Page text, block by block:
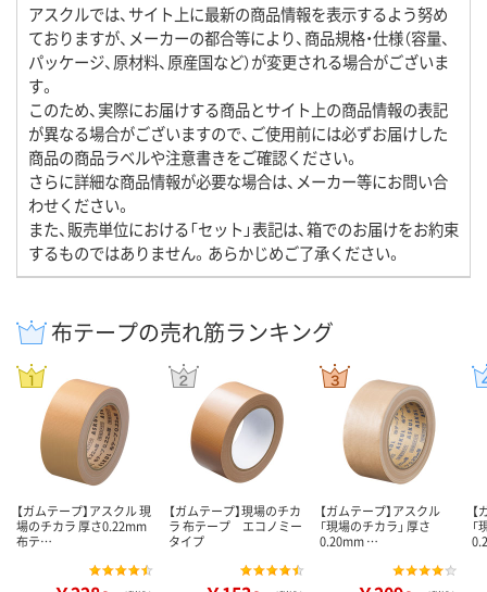
アスクルでは、サイト上に最新の商品情報を表示するよう努め
ておりますが、メーカーの都合等により、商品規格・仕様（容量、
パッケージ、原材料、原産国など）が変更される場合がございま
す。
このため、実際にお届けする商品とサイト上の商品情報の表記
が異なる場合がございますので、ご使用前には必ずお届けした
商品の商品ラベルや注意書きをご確認ください。
さらに詳細な商品情報が必要な場合は、メーカー等にお問い合
わせください。
また、販売単位における「セット」表記は、箱でのお届けをお約束
するものではありません。あらかじめご了承ください。
布テープの売れ筋ランキング
【ガムテープ】アスクル 現
場のチカラ 厚さ0.22mm
布テ…
【ガムテープ】現場のチカ
ラ 布テープ エコノミー
タイプ
【ガムテープ】アスクル
「現場のチカラ」 厚さ
0.20mm …